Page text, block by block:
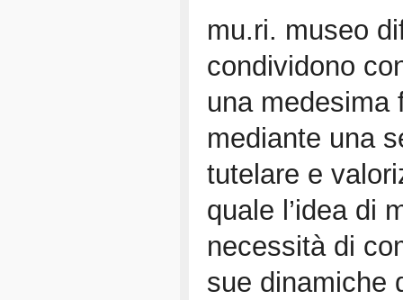
mu.ri. museo
condividono
una medesima
mediante una
tutelare e
quale l’idea di
necessità di
sue dinamiche